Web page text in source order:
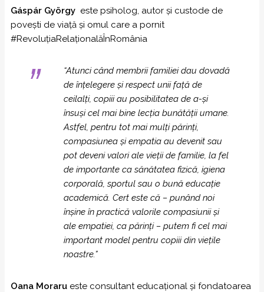
Gáspár György este psiholog, autor și custode de
povești de viață şi omul care a pornit
#RevoluțiaRelaționalăÎnRomânia
“Atunci când membrii familiei dau dovadă
de înțelegere și respect unii față de
ceilalți, copiii au posibilitatea de a-și
însuși cel mai bine lecția bunătății umane.
Astfel, pentru tot mai mulți părinți,
compasiunea și empatia au devenit sau
pot deveni valori ale vieții de familie, la fel
de importante ca sănătatea fizică, igiena
corporală, sportul sau o bună educație
academică. Cert este că – punând noi
înșine în practică valorile compasiunii și
ale empatiei, ca părinți – putem fi cel mai
important model pentru copiii din viețile
noastre.”
Oana Moraru este consultant educațional și fondatoarea